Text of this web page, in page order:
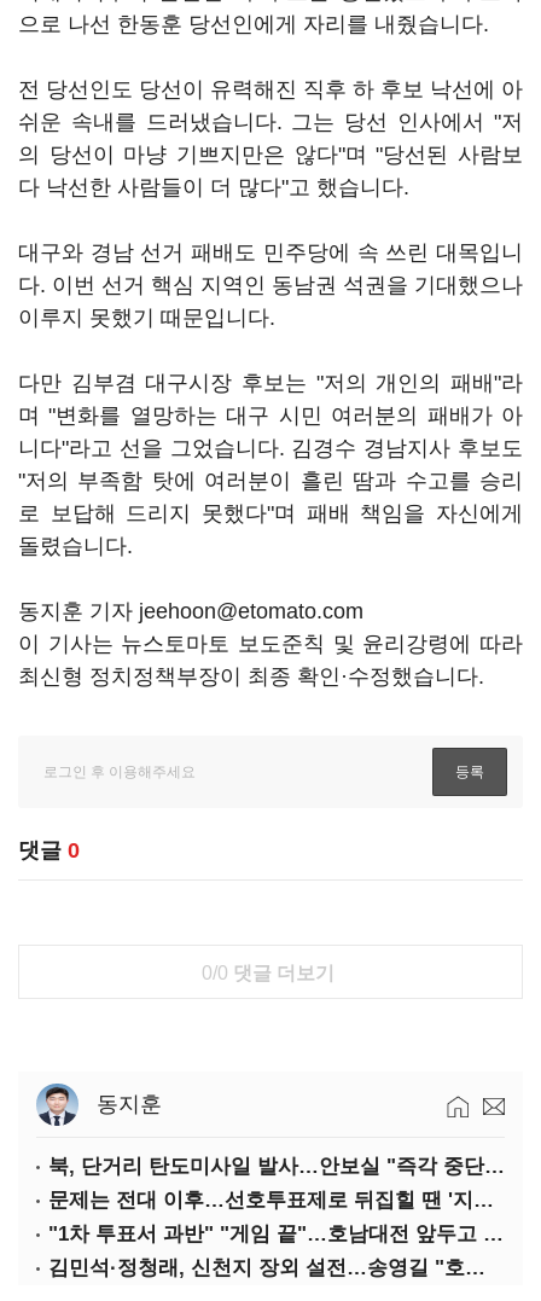
으로 나선 한동훈 당선인에게 자리를 내줬습니다.
전 당선인도 당선이 유력해진 직후 하 후보 낙선에 아
쉬운 속내를 드러냈습니다. 그는 당선 인사에서 "저
의 당선이 마냥 기쁘지만은 않다"며 "당선된 사람보
다 낙선한 사람들이 더 많다"고 했습니다.
대구와 경남 선거 패배도 민주당에 속 쓰린 대목입니
다. 이번 선거 핵심 지역인 동남권 석권을 기대했으나
이루지 못했기 때문입니다.
다만 김부겸 대구시장 후보는 "저의 개인의 패배"라
며 "변화를 열망하는 대구 시민 여러분의 패배가 아
니다"라고 선을 그었습니다. 김경수 경남지사 후보도
"저의 부족함 탓에 여러분이 흘린 땀과 수고를 승리
로 보답해 드리지 못했다"며 패배 책임을 자신에게
돌렸습니다.
동지훈 기자 jeehoon@etomato.com
이 기사는 뉴스토마토 보도준칙 및 윤리강령에 따라
최신형 정치정책부장이 최종 확인·수정했습니다.
댓글 0
0/0 댓글 더보기
동지훈
북, 단거리 탄도미사일 발사…안보실 "즉각 중단 촉구"
문제는 전대 이후…선호투표제로 뒤집힐 땐 '지지층 불복'
"1차 투표서 과반" "게임 끝"…호남대전 앞두고 '충돌'
김민석·정청래, 신천지 장외 설전…송영길 "호남 계몽 규탄"